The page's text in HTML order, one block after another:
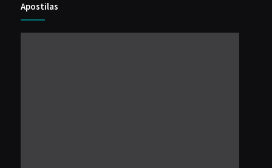
Apostilas